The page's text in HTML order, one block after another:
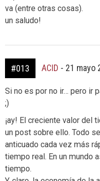
va (entre otras cosas).
un saludo!
#013 ACID - 21 mayo
Si no es por no ir… pero ir
;)
¡ay! El creciente valor del
un post sobre ello. Todo
anticuado cada vez más
tiempo real. En un mundo
tiempo.